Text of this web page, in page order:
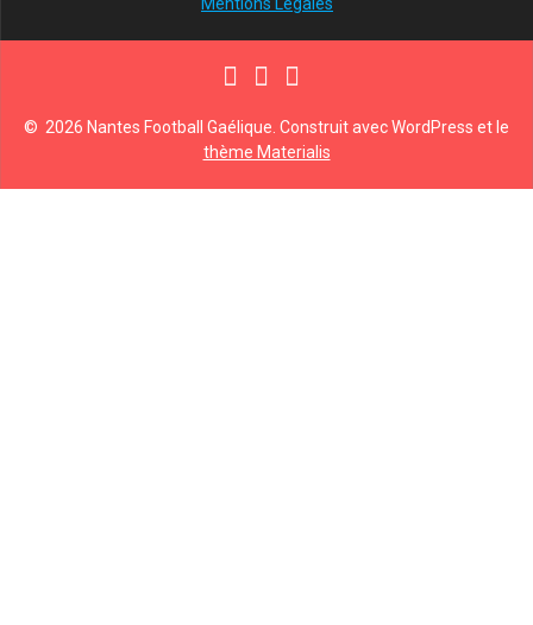
© 2026 Nantes Football Gaélique. Construit avec WordPress et le
thème Materialis